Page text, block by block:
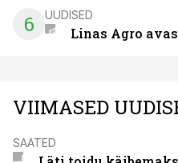
6 UUDISED
Linas Agro
VIIMASED
SAATED